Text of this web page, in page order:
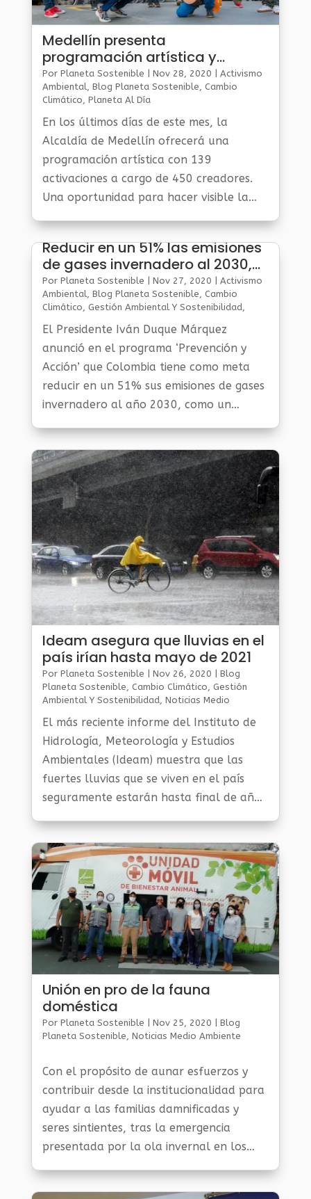
Medellín presenta
programación artística y
cultural
Por Planeta Sostenible Nov 28, 2020
Activismo
Ambiental, Blog Planeta Sostenible, Cambio
Climático, Planeta Al Día
En los últimos días de este mes, la
Alcaldía de Medellín ofrecerá una
programación artística con 139
activaciones a cargo de 450 creadores.
Una oportunidad para hacer visible la
potenciando las...
Reducir en un 51% las emisiones
de gases invernadero al 2030,
meta de Colombia
Por Planeta Sostenible Nov 27, 2020
Activismo
Ambiental, Blog Planeta Sostenible, Cambio
Climático, Gestión Ambiental Y Sostenibilidad,
El Presidente Iván Duque Márquez
anunció en el programa ‘Prevención y
Acción’ que Colombia tiene como meta
reducir en un 51% sus emisiones de gases
invernadero al año 2030, como un
notable en el...
Ideam asegura que lluvias en el
país irían hasta mayo de 2021
Por Planeta Sostenible Nov 26, 2020
Blog
Planeta Sostenible, Cambio Climático, Gestión
Ambiental Y Sostenibilidad, Noticias Medio
El más reciente informe del Instituto de
Hidrología, Meteorología y Estudios
Ambientales (Ideam) muestra que las
fuertes lluvias que se viven en el país
seguramente estarán hasta final de año,
Unión en pro de la fauna
doméstica
Por Planeta Sostenible Nov 25, 2020
Blog
Planeta Sostenible, Noticias Medio Ambiente
Con el propósito de aunar esfuerzos y
contribuir desde la institucionalidad para
ayudar a las familias damnificadas y
seres sintientes, tras la emergencia
presentada por la ola invernal en los